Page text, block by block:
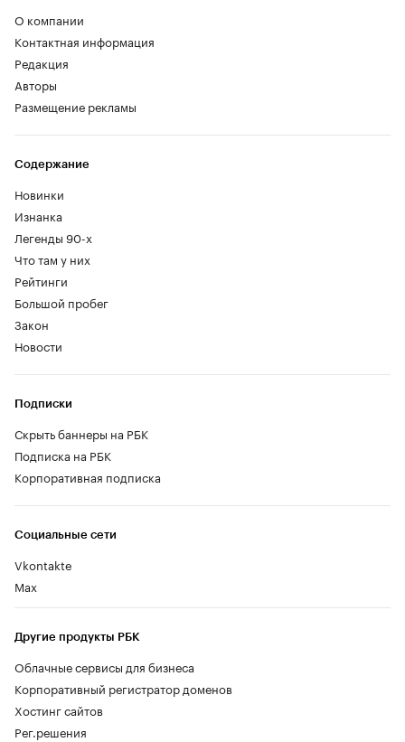
О компании
Контактная информация
Редакция
Авторы
Размещение рекламы
Содержание
Новинки
Изнанка
Легенды 90-х
Что там у них
Рейтинги
Большой пробег
Закон
Новости
Социальные сети
Vkontakte
Max
Другие продукты РБК
Облачные сервисы для бизнеса
Корпоративный регистратор доменов
Хостинг сайтов
Рег.решения
Подписки
Скрыть баннеры на РБК
Подписка на РБК
Корпоративная подписка